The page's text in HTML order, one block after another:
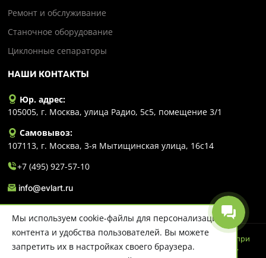
Ремонт и обслуживание
Станочное оборудование
Циклонные сепараторы
НАШИ КОНТАКТЫ
Юр. адрес:
105005, г. Москва, улица Радио, 5с5, помещение 3/1
Самовывоз:
107113, г. Москва, 3-я Мытищинская улица, 16с14
+7 (495) 927-57-10
info@evlart.ru
© 2026 Evlart. Сайт несет информационный характер и ни при
каких обстоятельствах не является публичной офертой.
Мы используем cookie-файлы для персонализации
контента и удобства пользователей. Вы можете
запретить их в настройках своего браузера.